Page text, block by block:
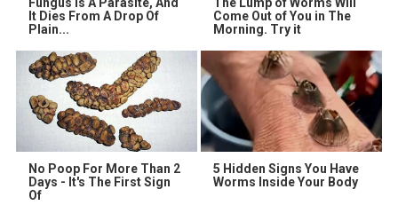
It Dies From A Drop Of
Plain...
Come Out of You in The
Morning. Try it
No Poop For More Than 2
Days - It's The First Sign
Of
5 Hidden Signs You Have
Worms Inside Your Body